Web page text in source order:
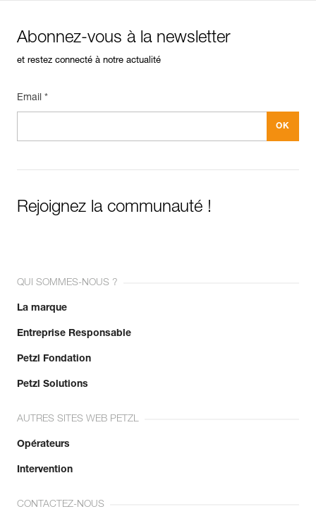
Abonnez-vous à la newsletter
et restez connecté à notre actualité
Email *
Rejoignez la communauté !
QUI SOMMES-NOUS ?
La marque
Entreprise Responsable
Petzl Fondation
Petzl Solutions
AUTRES SITES WEB PETZL
Opérateurs
Intervention
CONTACTEZ-NOUS